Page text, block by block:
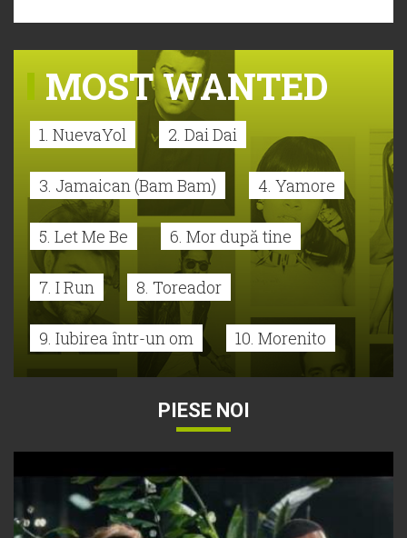
MOST WANTED
1. NuevaYol 2. Dai Dai
3. Jamaican (Bam Bam) 4. Yamore
5. Let Me Be 6. Mor după tine
7. I Run 8. Toreador
9. Iubirea într-un om 10. Morenito
PIESE NOI